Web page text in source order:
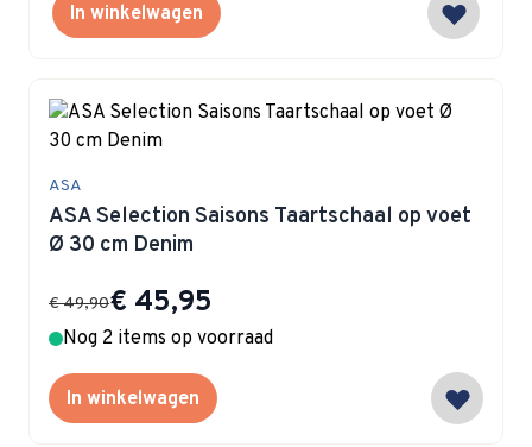
In winkelwagen
ASA
ASA Selection Saisons Taartschaal op voet
Ø 30 cm Denim
Special Price
€ 45,95
€ 49,90
Nog 2 items op voorraad
In winkelwagen